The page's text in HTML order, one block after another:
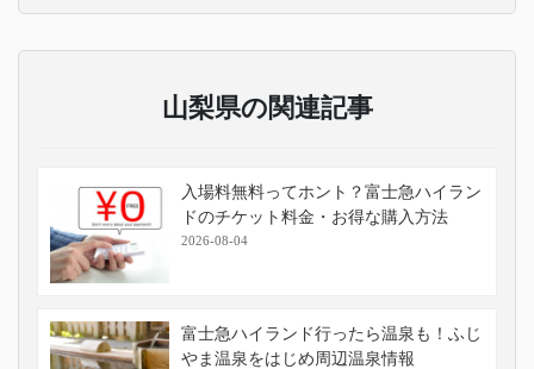
山梨県の関連記事
入場料無料ってホント？富士急ハイラン
ドのチケット料金・お得な購入方法
2026-08-04
富士急ハイランド行ったら温泉も！ふじ
やま温泉をはじめ周辺温泉情報